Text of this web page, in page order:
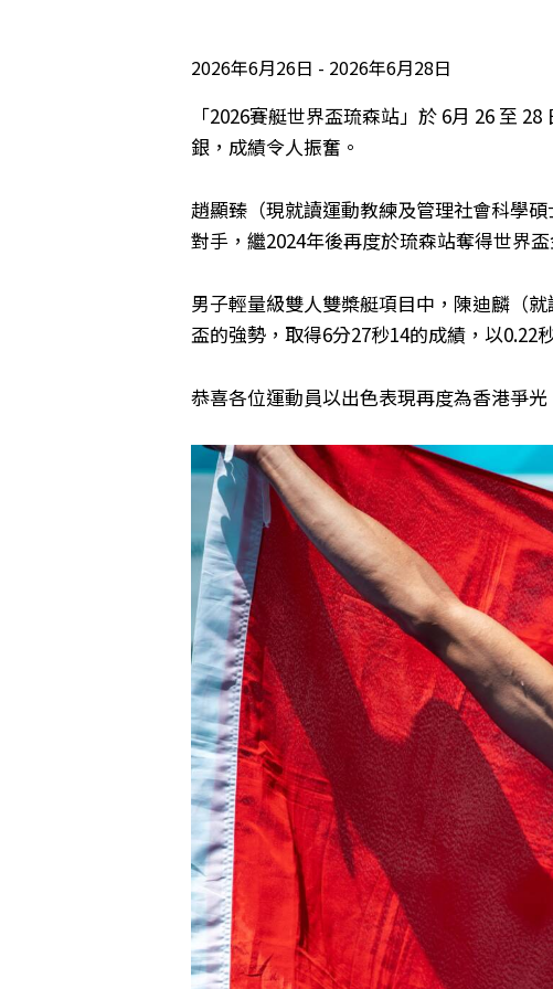
2026年6月26日 2026年6月28日
「2026賽艇世界盃琉森站」於 6月 26 至
銀，成績令人振奮。
趙顯臻（現就讀運動教練及管理社會科學
對手，繼2024年後再度於琉森站奪得世界盃
男子輕量級雙人雙槳艇項目中，陳迪麟（
盃的強勢，取得6分27秒14的成績，以0.22
恭喜各位運動員以出色表現再度為香港爭光